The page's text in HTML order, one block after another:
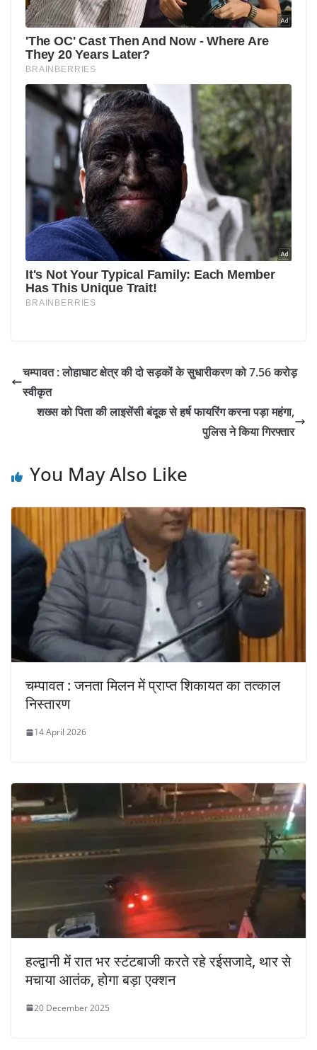
चम्पावत : लोहाघाट क्षेत्र की दो सड़कों के सुधारीकरण को 7.56 करोड़
स्वीकृत
शख्स को पिता की लाइसेंसी बंदूक से हर्ष फायरिंग करना पड़ा महंगा,
पुलिस ने किया गिरफ्तार
You May Also Like
चम्पावत : जनता मिलन में प्राप्त शिकायत का तत्काल
निस्तारण
14 April 2026
हल्द्वानी में रात भर स्टंटबाजी करते रहे रईसजादे, थार से
मचाया आतंक, होगा बड़ा एक्शन
20 December 2025